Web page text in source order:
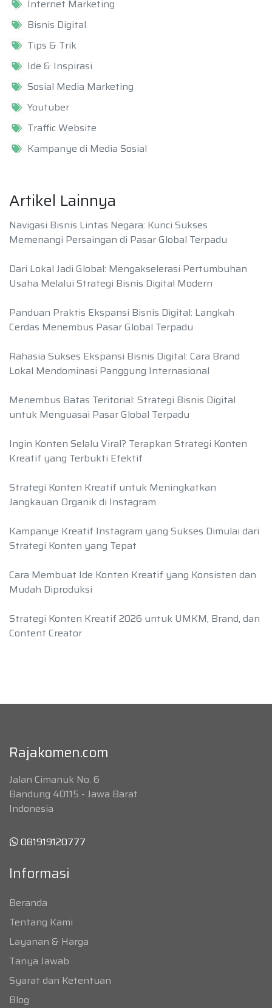
Internet Marketing
Bisnis Digital
Tips & Trik
Ide & Inspirasi
Sosial Media Marketing
Youtuber
Traffic Website
Kampanye di Media Sosial
Artikel Lainnya
Navigasi Bisnis Lintas Negara: Kunci Sukses
Memenangi Persaingan di Pasar Global Terpadu
Dari Lokal Jadi Global: Mengakselerasi Pertumbuhan
Usaha Melalui Strategi Bisnis Digital Modern
Panduan Praktis Ekspansi Bisnis Digital: Langkah
Cerdas Menembus Pasar Global Terpadu
Rahasia Sukses Ekspansi Bisnis Digital: Cara Brand
Lokal Mendominasi Panggung Internasional
Menembus Batas Teritorial: Strategi Bisnis Digital
untuk Menguasai Pasar Global Terpadu
Ingin Konten Selalu Viral? Terapkan Strategi Konten
Kreatif yang Terbukti Efektif
Strategi Konten Kreatif untuk Meningkatkan
Jangkauan Organik di Instagram
Kampanye Kreatif Instagram yang Sukses Dimulai dari
Strategi Konten yang Tepat
Cara Membuat Ide Konten Kreatif yang Konsisten dan
Mudah Diproduksi
Strategi Konten Kreatif 2026 untuk UMKM, Brand, dan
Content Creator
Rajakomen.com
Jalan Cimanuk No. 6
Bandung 40115 - Jawa Barat
Indonesia
081919120777
Informasi
Beranda
Tentang Kami
Layanan & Harga
Tanya Jawab
Syarat dan Ketentuan
Blog